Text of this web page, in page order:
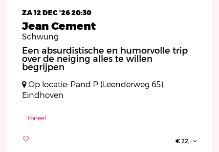
Jean Cement
Schwung
ZA 12 DEC ’2620:30
Een absurdistische en humorvolle trip
over de neiging alles te willen
begrijpen
Op locatie: Pand P (Leenderweg 65),
Eindhoven
toneel
€ 22,-